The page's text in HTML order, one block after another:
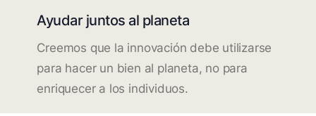
Ayudar juntos al planeta
Creemos que la innovación debe utilizarse
para hacer un bien al planeta, no para
enriquecer a los individuos.